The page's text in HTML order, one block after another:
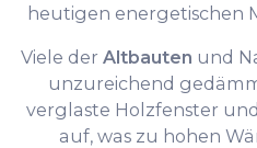
heutigen energetischen
Viele der Altbauten und
unzureichend
verglaste Holzfenster
auf, was zu hohen